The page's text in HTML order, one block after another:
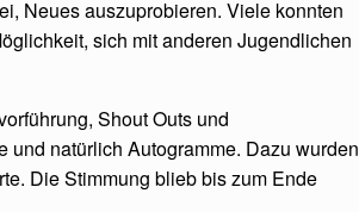
Neues auszuprobieren. Viele konnten
sich mit anderen Jugendlichen
Shout Outs und
und natürlich Autogramme. Dazu wurden
Die Stimmung blieb bis zum Ende